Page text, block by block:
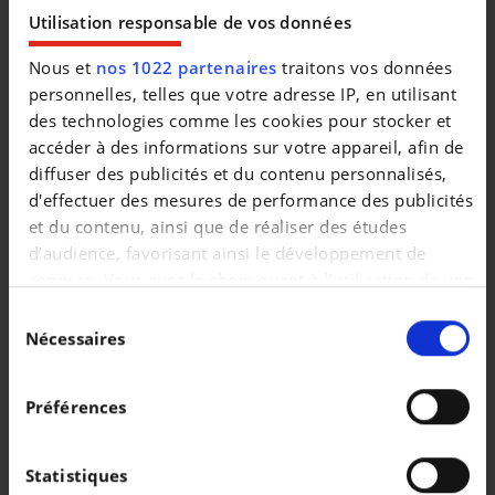
Utilisation responsable de vos données
Nous et nos 1022 partenaires traitons vos données
personnelles, telles que votre adresse IP, en utilisant
des technologies comme les cookies pour stocker et
accéder à des informations sur votre appareil, afin de
diffuser des publicités et du contenu personnalisés,
d'effectuer des mesures de performance des publicités
et du contenu, ainsi que de réaliser des études
d’audience, favorisant ainsi le développement de
services. Vous avez le choix quant à l'utilisation de vos
retirer votre consentement à tout moment en
consultant la Déclaration relative aux cookies ou en
Collecter des informations sur votre localisation
duNécessaires
Préférences
Statistiques
29.490 EUR 49.329 km
New Audi A6 Berline S-line Quattro